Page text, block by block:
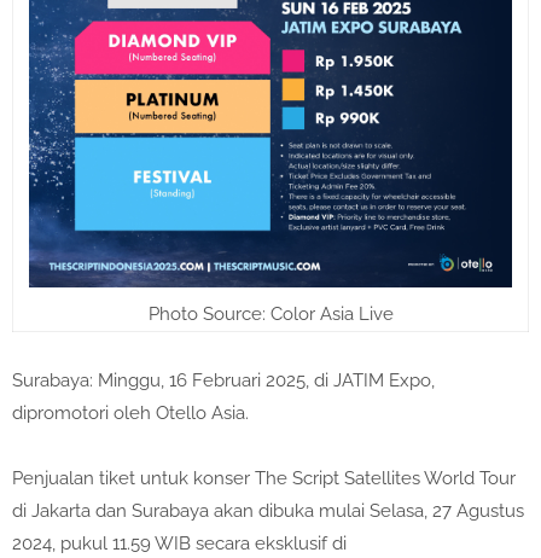
Photo Source: Color Asia Live
Surabaya: Minggu, 16 Februari 2025, di JATIM Expo,
dipromotori oleh Otello Asia.
Penjualan tiket untuk konser The Script Satellites World Tour
di Jakarta dan Surabaya akan dibuka mulai Selasa, 27 Agustus
2024, pukul 11.59 WIB secara eksklusif di